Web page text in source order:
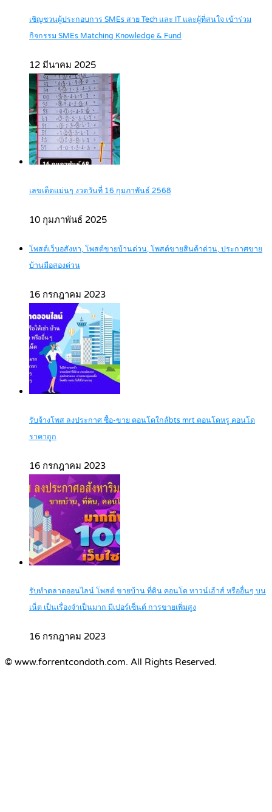
เชิญชวนผู้ประกอบการ SMEs สาย Tech และ IT และผู้ที่สนใจ เข้าร่วม
กิจกรรม SMEs Matching Knowledge & Fund
12 มีนาคม 2025
เลขเด็ดแม่นๆ งวดวันที่ 16 กุมภาพันธ์ 2568
10 กุมภาพันธ์ 2025
โพสต์เว็บอสังหา, โพสต์ขายบ้านด่วน, โพสต์ขายสินค้าด่วน, ประกาศขาย
บ้านมือสองด่วน
16 กรกฎาคม 2023
รับจ้างโพส ลงประกาศ ซื้อ-ขาย คอนโดใกล้bts mrt คอนโดหรู คอนโด
ราคาถูก
16 กรกฎาคม 2023
รับทำตลาดออนไลน์ โพสต์ ขายบ้าน ที่ดิน คอนโด ทาวน์เฮ้าส์ หรืออื่นๆ บน
เน็ต เป็นเรื่องจำเป็นมาก มีเปอร์เซ็นต์ การขายเพิ่มสูง
16 กรกฎาคม 2023
© www.forrentcondoth.com. All Rights Reserved.